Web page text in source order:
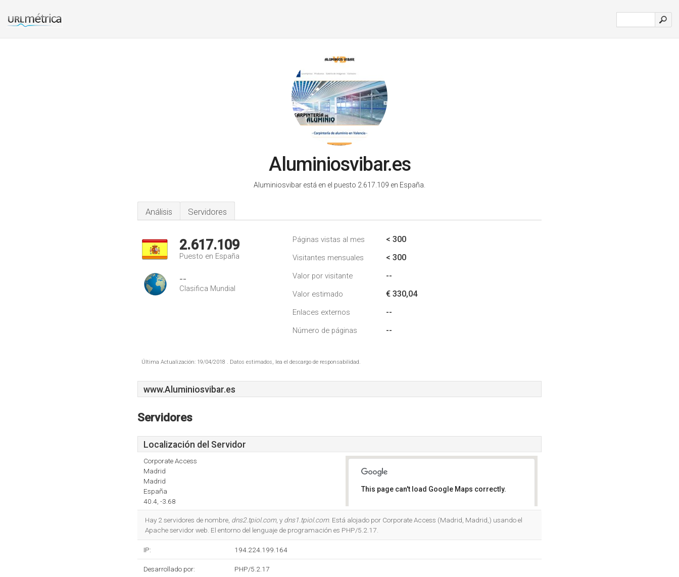
Aluminiosvibar.es
Aluminiosvibar está en el puesto 2.617.109 en España.
Análisis Servidores
2.617.109
Puesto en España
--
Clasifica Mundial
Páginas vistas al mes < 300
Visitantes mensuales < 300
Valor por visitante --
Valor estimado € 330,04
Enlaces externos --
Número de páginas --
Última Actualización: 19/04/2018 . Datos estimados, lea el descargo de responsabilidad.
www.Aluminiosvibar.es
Servidores
Localización del Servidor
Corporate Access
Madrid
Madrid
España
40.4, -3.68
This page can't load Google Maps correctly.
Hay 2 servidores de nombre, dns2.tpiol.com, y dns1.tpiol.com. Está alojado por Corporate Access (Madrid, Madrid,) usando el
Apache servidor web. El entorno del lenguaje de programación es PHP/5.2.17.
IP: 194.224.199.164
Desarrollado por: PHP/5.2.17